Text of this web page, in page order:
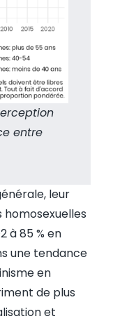
entre
leur
homosexuelles
à 85 % en
une tendance
en
de plus
et